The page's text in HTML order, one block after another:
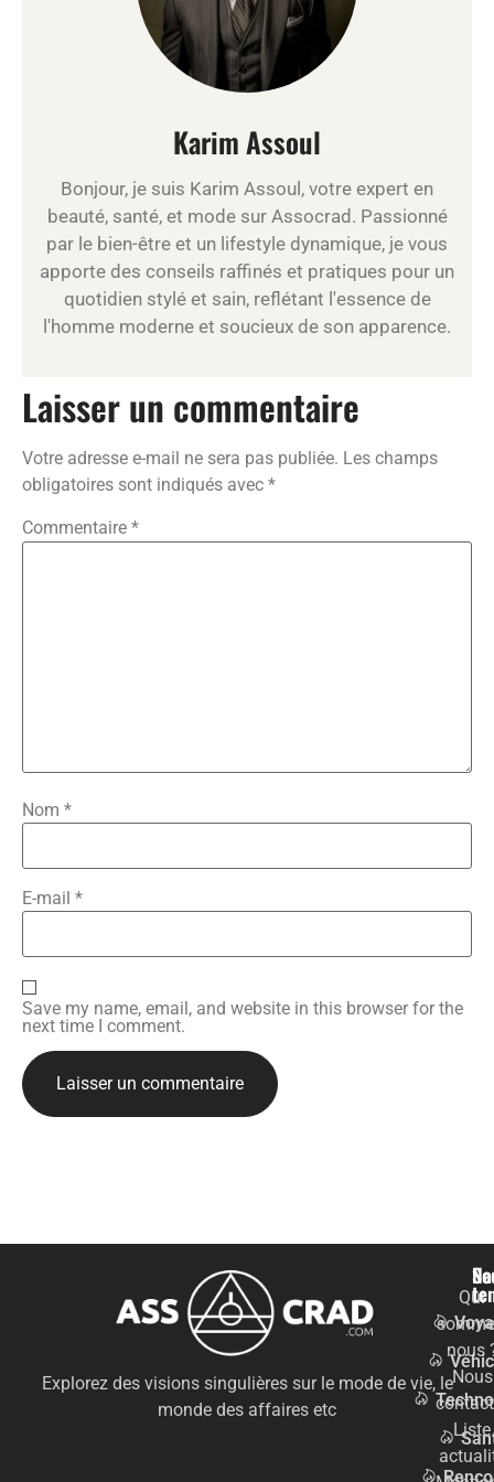
Karim Assoul
Bonjour, je suis Karim Assoul, votre expert en
beauté, santé, et mode sur Assocrad. Passionné
par le bien-être et un lifestyle dynamique, je vous
apporte des conseils raffinés et pratiques pour un
quotidien stylé et sain, reflétant l'essence de
l'homme moderne et soucieux de son apparence.
Laisser un commentaire
Votre adresse e-mail ne sera pas publiée. Les champs
obligatoires sont indiqués avec *
Commentaire *
Nom *
E-mail *
Save my name, email, and website in this browser for the
next time I comment.
Explorez des visions singulières sur le mode de vie, le
monde des affaires etc
Qui
nous
Nous
Liste